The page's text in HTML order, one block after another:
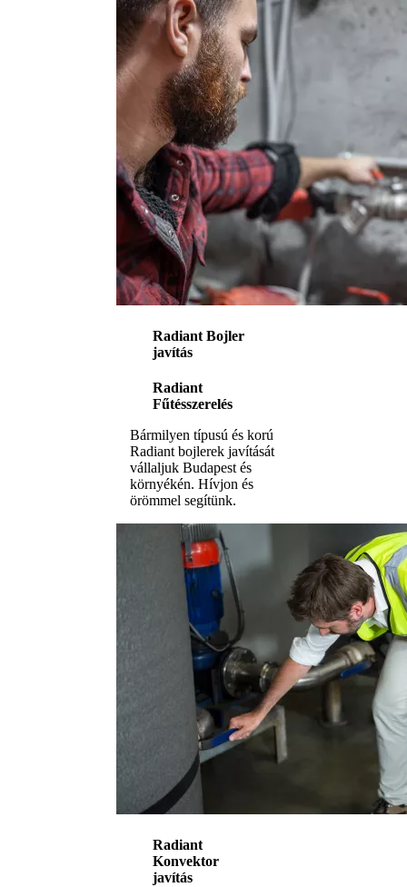
Radiant Bojler
javítás
Radiant
Fűtésszerelés
Bármilyen típusú és korú
Radiant bojlerek javítását
vállaljuk Budapest és
környékén. Hívjon és
örömmel segítünk.
Radiant
Konvektor
javítás